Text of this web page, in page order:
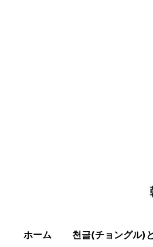
ホーム 천글(チョングル)